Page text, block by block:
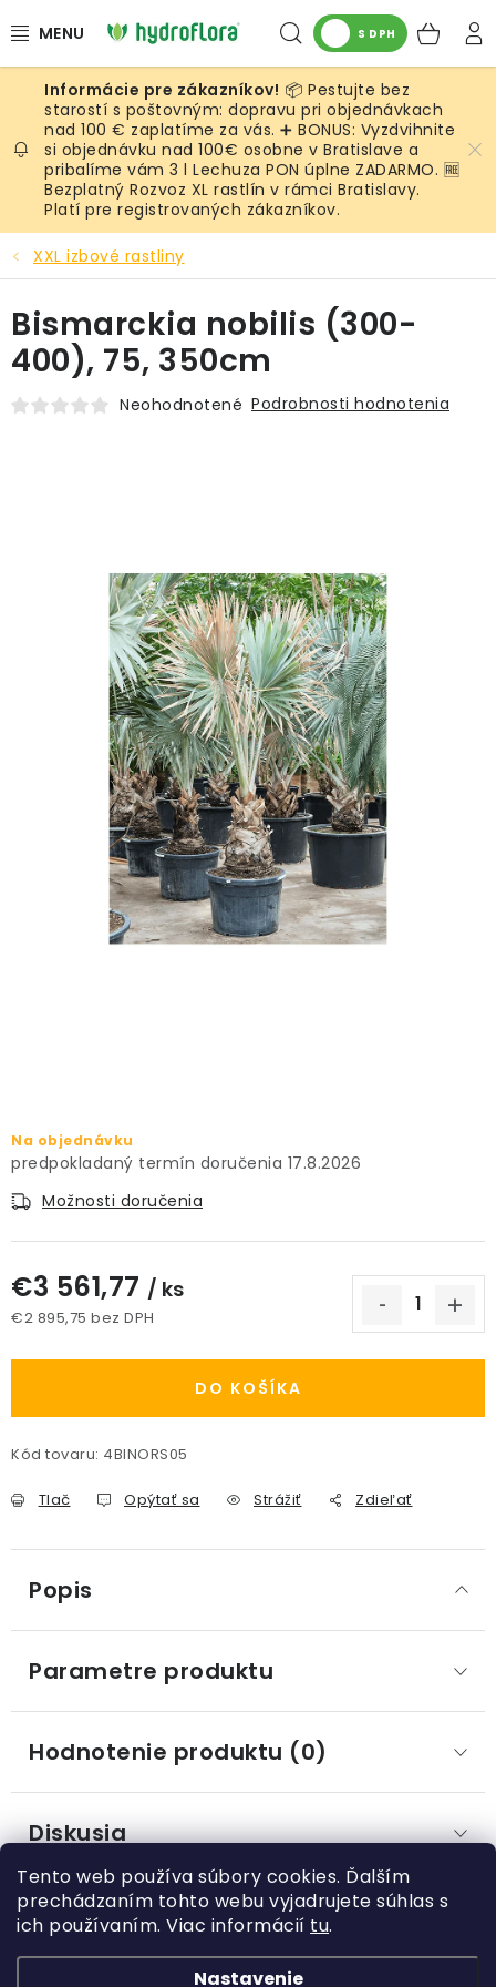
Tento web používa súbory cookies. Ďalším
prechádzaním tohto webu vyjadrujete súhlas s
ich používaním. Viac informácií tu.
Nastavenie
na
Hľadať
S DPH
RASTLINY
UMELÉ RASTLINY
KVETINÁČE
SUBSTRÁTY A PRÍSLUŠENSTVO
SERVIS INTERIÉROVEJ ZELENE
MACHY
INTERIÉROVÉ DEKORÁCIE
NA OBJEDNÁVKU
KVETINÁČE A OBALY NA RASTLINY
ZNAČKY
Podmienky ochrany osobných údajov
Spôsoby platby
Kontakt / Právne údaje
📦 Pestujte bez
starostí s poštovným: dopravu pri objednávkach
nad 100 € zaplatíme za vás. ➕ BONUS: Vyzdvihnite
si objednávku nad 100€ osobne v Bratislave a
pribalíme vám 3 l Lechuza PON úplne ZADARMO. 🆓
Bezplatný Rozvoz XL rastlín v rámci Bratislavy.
Platí pre registrovaných zákazníkov.
XXL izbové rastliny
Na objednávku
17.8.2026
Možnosti doručenia
€3 561,77 / ks
€2 895,75 bez DPH
DO KOŠÍKA
Kód tovaru: 4BINORS05
Tlač Opýtať sa Strážiť Zdieľať
Bismarckia nobilis (300-
400), 75, 350cm
Neohodnotené Podrobnosti hodnotenia
Popis
Parametre produktu
Hodnotenie produktu (0)
Diskusia
á